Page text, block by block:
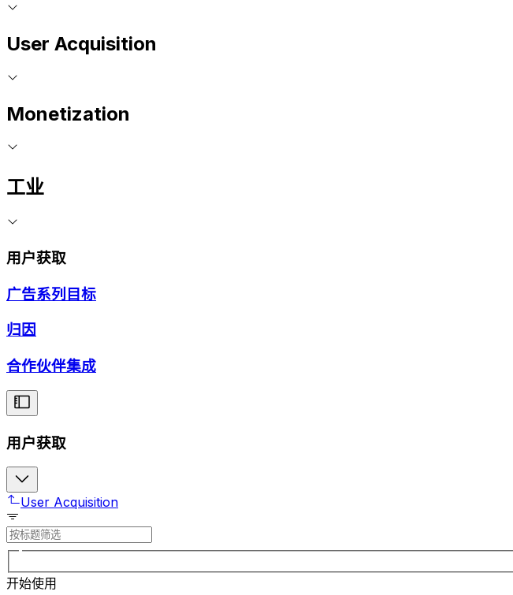
User Acquisition
Monetization
工业
用户获取
广告系列目标
归因
合作伙伴集成
用户获取
User Acquisition
开始使用